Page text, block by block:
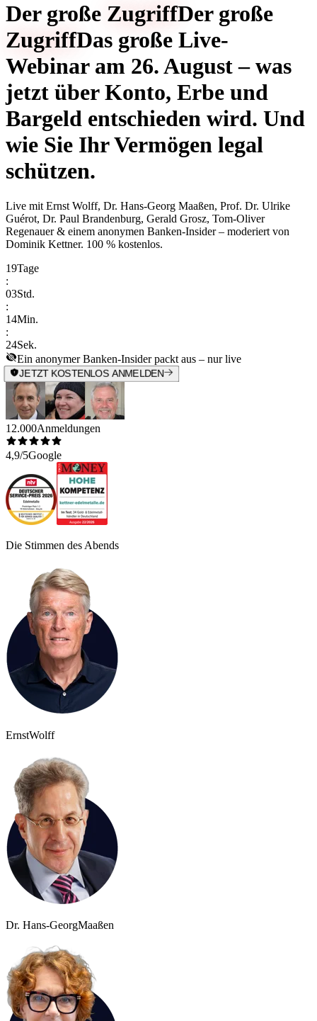
Der große ZugriffDer große
ZugriffDas große Live-
Webinar am 26. August – was
jetzt über Konto, Erbe und
Bargeld entschieden wird. Und
wie Sie Ihr Vermögen legal
schützen.
Live mit Ernst Wolff, Dr. Hans-Georg Maaßen, Prof. Dr. Ulrike
Guérot, Dr. Paul Brandenburg, Gerald Grosz, Tom-Oliver
Regenauer & einem anonymen Banken-Insider– moderiert von
Dominik Kettner. 100 % kostenlos.
19Tage
:
03Std.
:
14Min.
:
24Sek.
Ein anonymer Banken-Insider packt aus – nur live
JETZT KOSTENLOS ANMELDEN
12.000Anmeldungen
4,9/5Google
Die Stimmen des Abends
ErnstWolff
Dr. Hans-GeorgMaaßen